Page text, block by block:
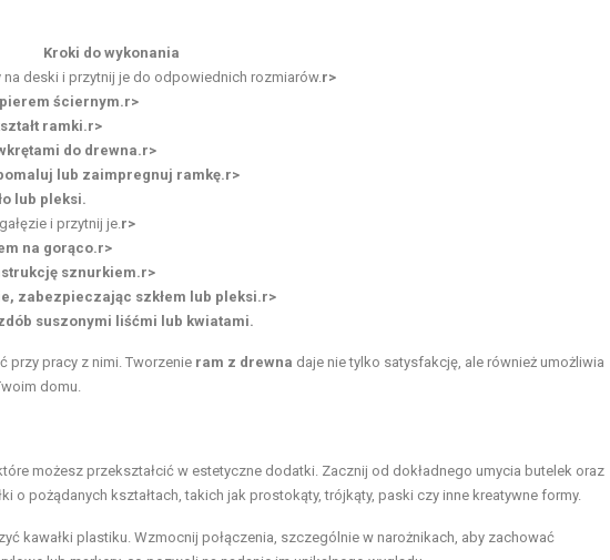
Kroki do wykonania
na deski i przytnij je do odpowiednich rozmiarów. r>
ściernym.r>
ramki.r>
do drewna.r>
lub zaimpregnuj ramkę.r>
lub pleksi.
i przytnij je. r>
na gorąco.r>
sznurkiem.r>
zabezpieczając szkłem lub pleksi.r>
suszonymi liśćmi lub kwiatami.
przy pracy z nimi. Tworzenie ram z drewna daje nie tylko satysfakcję, ale również umożliwia
domu.
możesz przekształcić w estetyczne dodatki. Zacznij od dokładnego umycia butelek oraz
o pożądanych kształtach, takich jak prostokąty, trójkąty, paski czy inne kreatywne formy.
kawałki plastiku. Wzmocnij połączenia, szczególnie w narożnikach, aby zachować